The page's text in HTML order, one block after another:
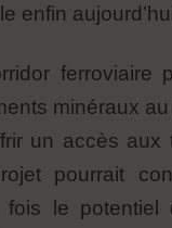
enfin
ferroviaire
minéraux
un accès aux
pourrait
le potentiel